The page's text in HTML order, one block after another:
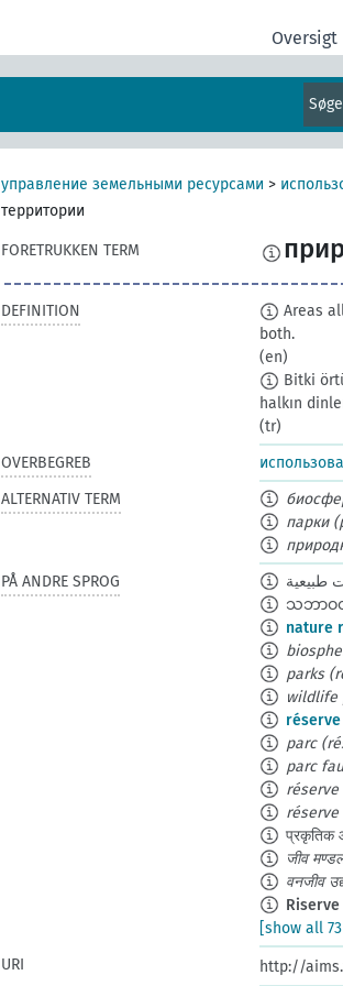
Oversigt
управление земельными ресурсами >
территории
FORETRUKKEN TERM
DEFINITION
Areas
both.
(en)
Bitki
halkın
(tr)
OVERBEGREB
ALTERNATIV TERM
парки
PÅ ANDRE SPROG
طبيعية
သဘာဝ
nature
parks
wildlife
parc
parc
प्रकृतिक
जीव
वनजीव
[show all
URI
http://